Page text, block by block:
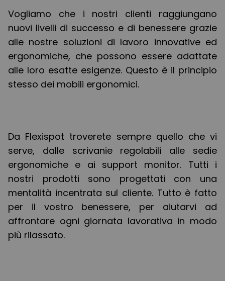
Vogliamo che i nostri clienti raggiungano
nuovi livelli di successo e di benessere grazie
alle nostre soluzioni di lavoro innovative ed
ergonomiche, che possono essere adattate
alle loro esatte esigenze. Questo è il principio
stesso dei mobili ergonomici.
Da Flexispot troverete sempre quello che vi
serve, dalle scrivanie regolabili alle sedie
ergonomiche e ai support monitor. Tutti i
nostri prodotti sono progettati con una
mentalità incentrata sul cliente. Tutto è fatto
per il vostro benessere, per aiutarvi ad
affrontare ogni giornata lavorativa in modo
più rilassato.